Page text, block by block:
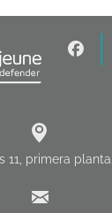
11, primera